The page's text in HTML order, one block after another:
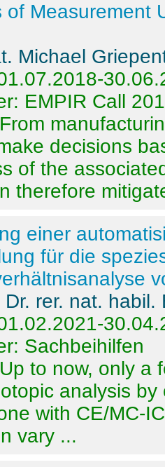
of Measurement
Michael
EMPIR Call
From
decisions
of the
therefore
einer
für die
Dr. rer. nat.
Sachbeihilfen
Up to now, only a
analysis
with CE/MC-
vary ...